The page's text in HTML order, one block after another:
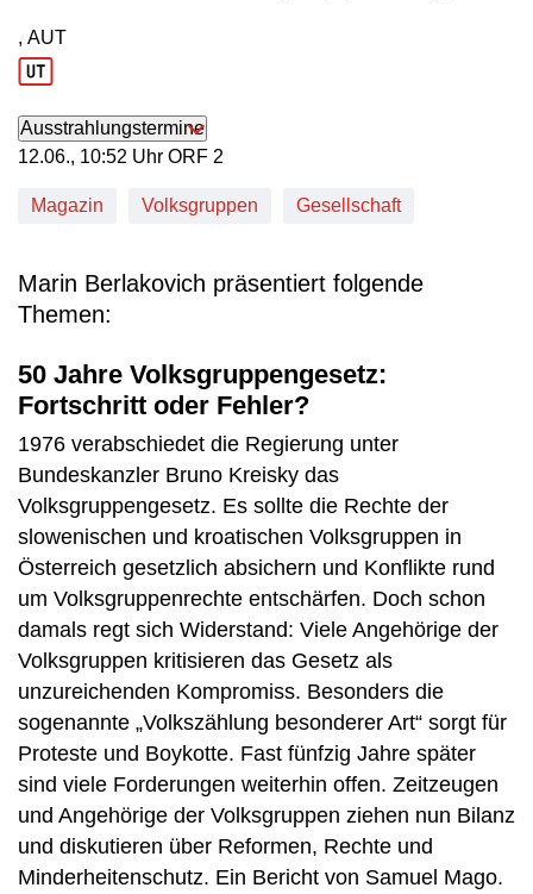
Produktionsland: AUT
, AUT
Ausstrahlungstermine
12. Juni, 10:52 Uhr in ORF 2
12.06., 10:52 Uhr ORF 2
Magazin Volksgruppen Gesellschaft
Marin Berlakovich präsentiert folgende
Themen:
50 Jahre Volksgruppengesetz:
Fortschritt oder Fehler?
1976 verabschiedet die Regierung unter
Bundeskanzler Bruno Kreisky das
Volksgruppengesetz. Es sollte die Rechte der
slowenischen und kroatischen Volksgruppen in
Österreich gesetzlich absichern und Konflikte rund
um Volksgruppenrechte entschärfen. Doch schon
damals regt sich Widerstand: Viele Angehörige der
Volksgruppen kritisieren das Gesetz als
unzureichenden Kompromiss. Besonders die
sogenannte „Volkszählung besonderer Art“ sorgt für
Proteste und Boykotte. Fast fünfzig Jahre später
sind viele Forderungen weiterhin offen. Zeitzeugen
und Angehörige der Volksgruppen ziehen nun Bilanz
und diskutieren über Reformen, Rechte und
Minderheitenschutz. Ein Bericht von Samuel Mago.